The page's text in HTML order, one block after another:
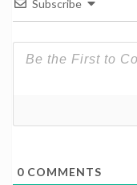
Subscribe
0 COMMENTS